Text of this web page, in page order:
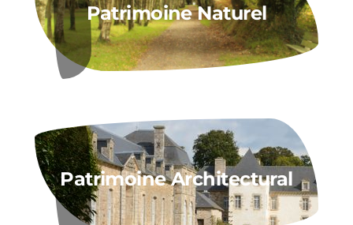
Patrimoine Naturel
Patrimoine Architectural